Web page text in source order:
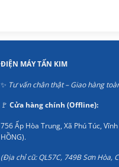
ĐIỆN MÁY TẤN KIM
✨ Tư vấn chân thật – Giao hàng
🚩 Cửa hàng chính (Offline):
756 Ấp Hòa Trung, Xã Phú Túc,
HỒNG).
(Địa chỉ cũ: QL57C, 749B Sơn Hòa,